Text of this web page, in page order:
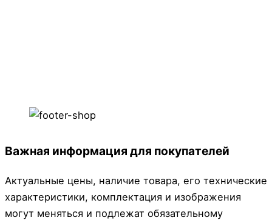
Важная информация для покупателей
Актуальные цены, наличие товара, его технические
характеристики, комплектация и изображения
могут меняться и подлежат обязательному